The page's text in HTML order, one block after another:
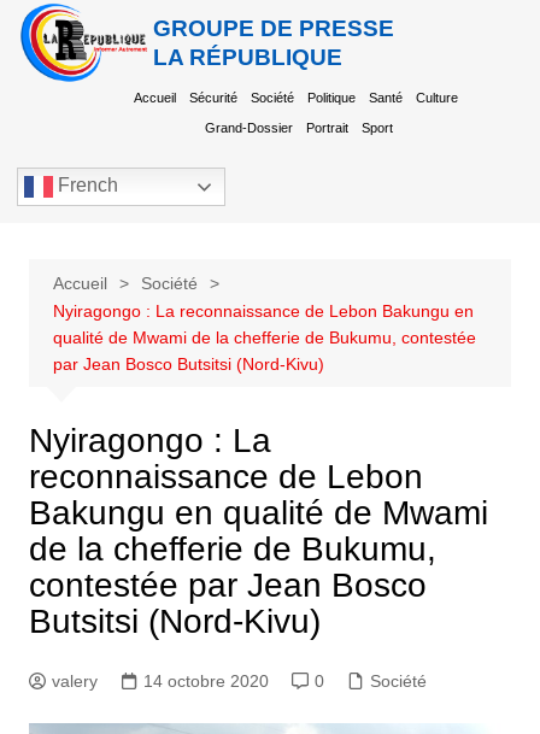
GROUPE DE PRESSE
LA RÉPUBLIQUE
Accueil Sécurité Société Politique Santé Culture
Grand-Dossier Portrait Sport
French
Accueil
Société
Nyiragongo : La reconnaissance de Lebon Bakungu en
qualité de Mwami de la chefferie de Bukumu, contestée
par Jean Bosco Butsitsi (Nord-Kivu)
Nyiragongo : La
reconnaissance de Lebon
Bakungu en qualité de Mwami
de la chefferie de Bukumu,
contestée par Jean Bosco
Butsitsi (Nord-Kivu)
valery 14 octobre 2020 0 Société